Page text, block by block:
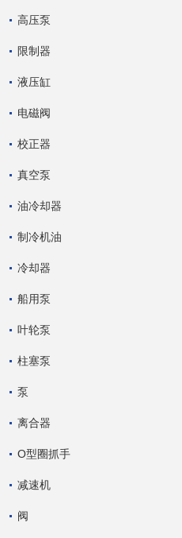
高压泵
限制器
液压缸
电磁阀
校正器
真空泵
油冷却器
制冷机油
冷却器
船用泵
叶轮泵
柱塞泵
泵
离合器
O型圈抓手
减速机
阀